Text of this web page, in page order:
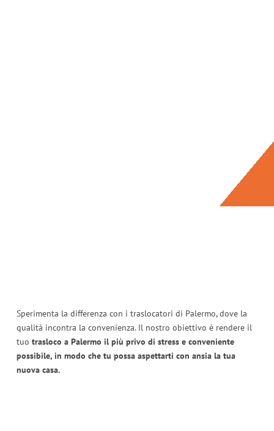
Sperimenta la differenza con i traslocatori di Palermo, dove la
qualità incontra la convenienza. Il nostro obiettivo è rendere il
tuo trasloco a Palermo il più privo di stress e conveniente
possibile, in modo che tu possa aspettarti con ansia la tua
nuova casa.